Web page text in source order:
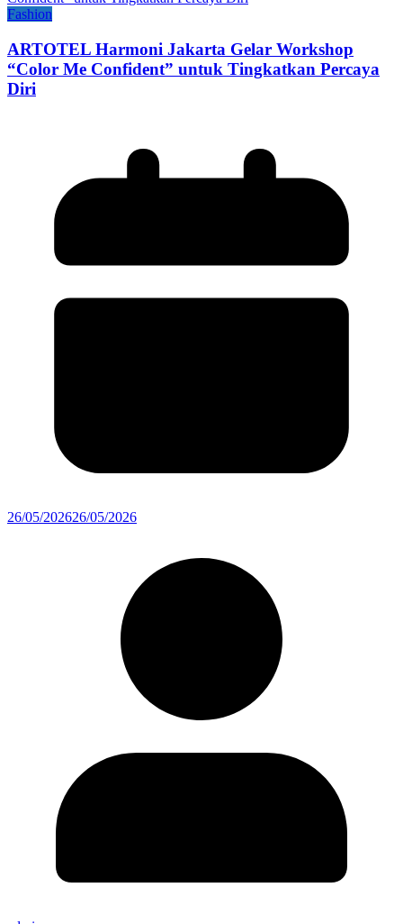
Fashion
ARTOTEL Harmoni Jakarta Gelar Workshop
“Color Me Confident” untuk Tingkatkan Percaya
Diri
26/05/202626/05/2026